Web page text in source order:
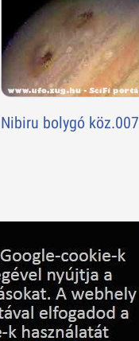
Nibiru bolygó köz.007